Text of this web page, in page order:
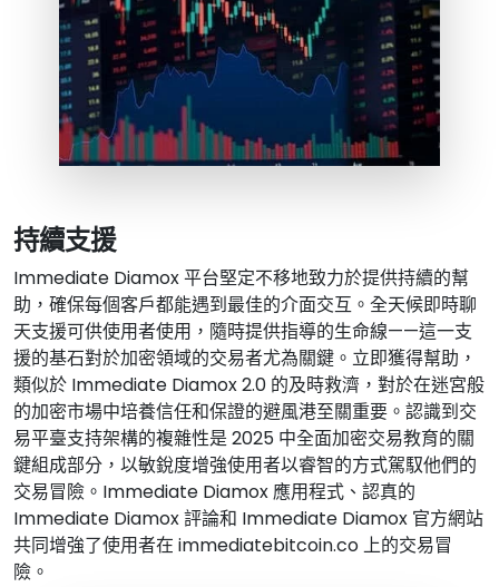
持續支援
Immediate Diamox 平台堅定不移地致力於提供持續的幫
助，確保每個客戶都能遇到最佳的介面交互。全天候即時聊
天支援可供使用者使用，隨時提供指導的生命線——這一支
援的基石對於加密領域的交易者尤為關鍵。立即獲得幫助，
類似於 Immediate Diamox 2.0 的及時救濟，對於在迷宮般
的加密市場中培養信任和保證的避風港至關重要。認識到交
易平臺支持架構的複雜性是 2025 中全面加密交易教育的關
鍵組成部分，以敏銳度增強使用者以睿智的方式駕馭他們的
交易冒險。Immediate Diamox 應用程式、認真的
Immediate Diamox 評論和 Immediate Diamox 官方網站
共同增強了使用者在 immediatebitcoin.co 上的交易冒
險。